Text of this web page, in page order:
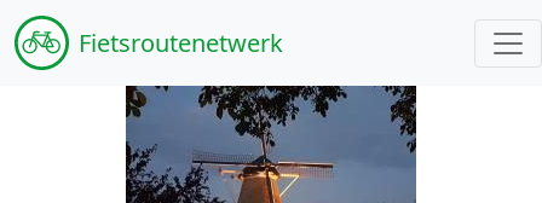
Fietsroutenetwerk